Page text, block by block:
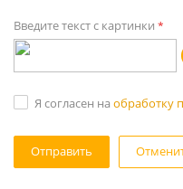
Введите текст с картинки *
Я согласен на обработку